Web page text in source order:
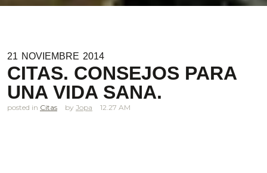
21 NOVIEMBRE 2014
CITAS. CONSEJOS PARA
UNA VIDA SANA.
posted in Citas Jopa 12.27 AM